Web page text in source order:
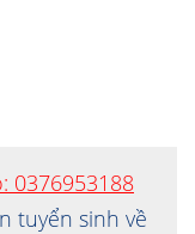
0376953188
tuyển sinh về